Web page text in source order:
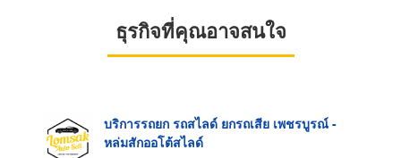
ธุรกิจที่คุณอาจสนใจ
บริการรถยก รถสไลด์ ยกรถเสีย เพชรบูรณ์ -
หล่มสักออโต้สไลด์